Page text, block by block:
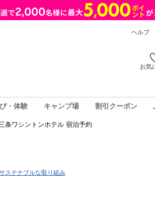
ヘルプ
お気
・体験 キャンプ場 割引クーポン
条ワシントンホテル 宿泊予約
ステナブルな取り組み